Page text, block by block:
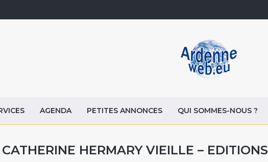
AGENDA PETITES ANNONCES QUI SOMMES-NOUS ?
HERMARY VIEILLE – EDITIONS